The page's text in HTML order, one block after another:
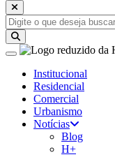
Institucional
Residencial
Comercial
Urbanismo
Notícias
Blog
H+